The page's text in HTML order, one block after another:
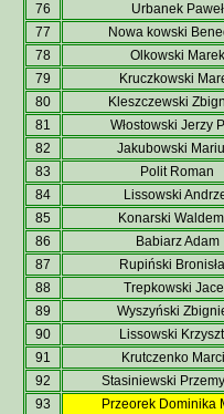
76
Urbanek Paweł
77
Nowa kowski
78
Olkowski Marek
79
Kruczkowski
80
Kleszczewski
81
Włostowski Jerzy
82
Jakubowski
83
Polit Roman
84
Lissowski
85
Konarski
86
Babiarz Adam
87
Rupiński
88
Trepkowski
89
Wyszyński
90
Lissowski
91
Krutczenko
92
Stasiniewski
93
Przeorek Dominika